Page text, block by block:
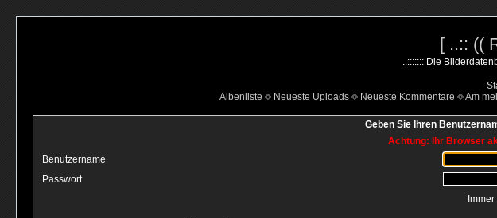
[ ..:: ((
..::::::: Die
Albenliste
Neueste Uploads Neueste Kommentare Am
Geben Sie Ihren
Achtung: Ihr Browser
Benutzername
Passwort